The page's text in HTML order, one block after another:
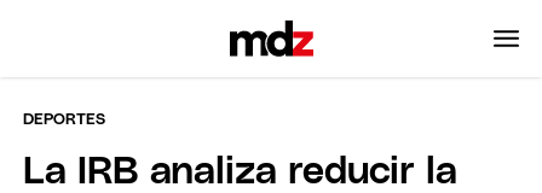
DEPORTES
La IRB analiza reducir la